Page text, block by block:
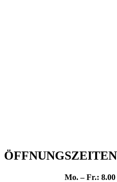
ÖFFNUNGSZEITEN
Mo. – Fr.: